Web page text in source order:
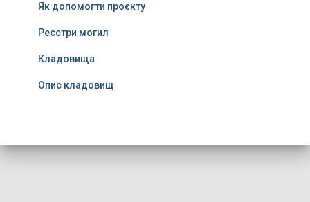
Як допомогти проєкту
Реєстри могил
Кладовища
Опис кладовищ